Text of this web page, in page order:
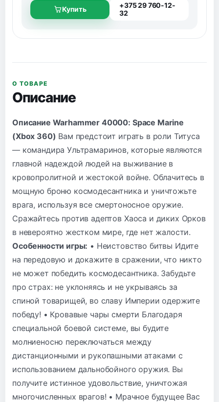
Купить
+375 29 760-12-
32
О ТОВАРЕ
Описание
Описание Warhammer 40000: Space Marine
(Xbox 360) Вам предстоит играть в роли Титуса
— командира Ультрамаринов, которые являются
главной надеждой людей на выживание в
кровопролитной и жестокой войне. Облачитесь в
мощную броню космодесантника и уничтожьте
врага, используя все смертоносное оружие.
Сражайтесь против адептов Хаоса и диких Орков
в невероятно жестком мире, где нет жалости.
Особенности игры: • Неистовство битвы Идите
на передовую и докажите в сражении, что никто
не может победить космодесантника. Забудьте
про страх: не уклоняясь и не укрываясь за
спиной товарищей, во славу Империи одержите
победу! • Кровавые чары смерти Благодаря
специальной боевой системе, вы будите
молниеносно переключаться между
дистанционными и рукопашными атаками с
использованием дальнобойного оружия. Вы
получите истинное удовольствие, уничтожая
многочисленных врагов! • Мрачное будущее Вас